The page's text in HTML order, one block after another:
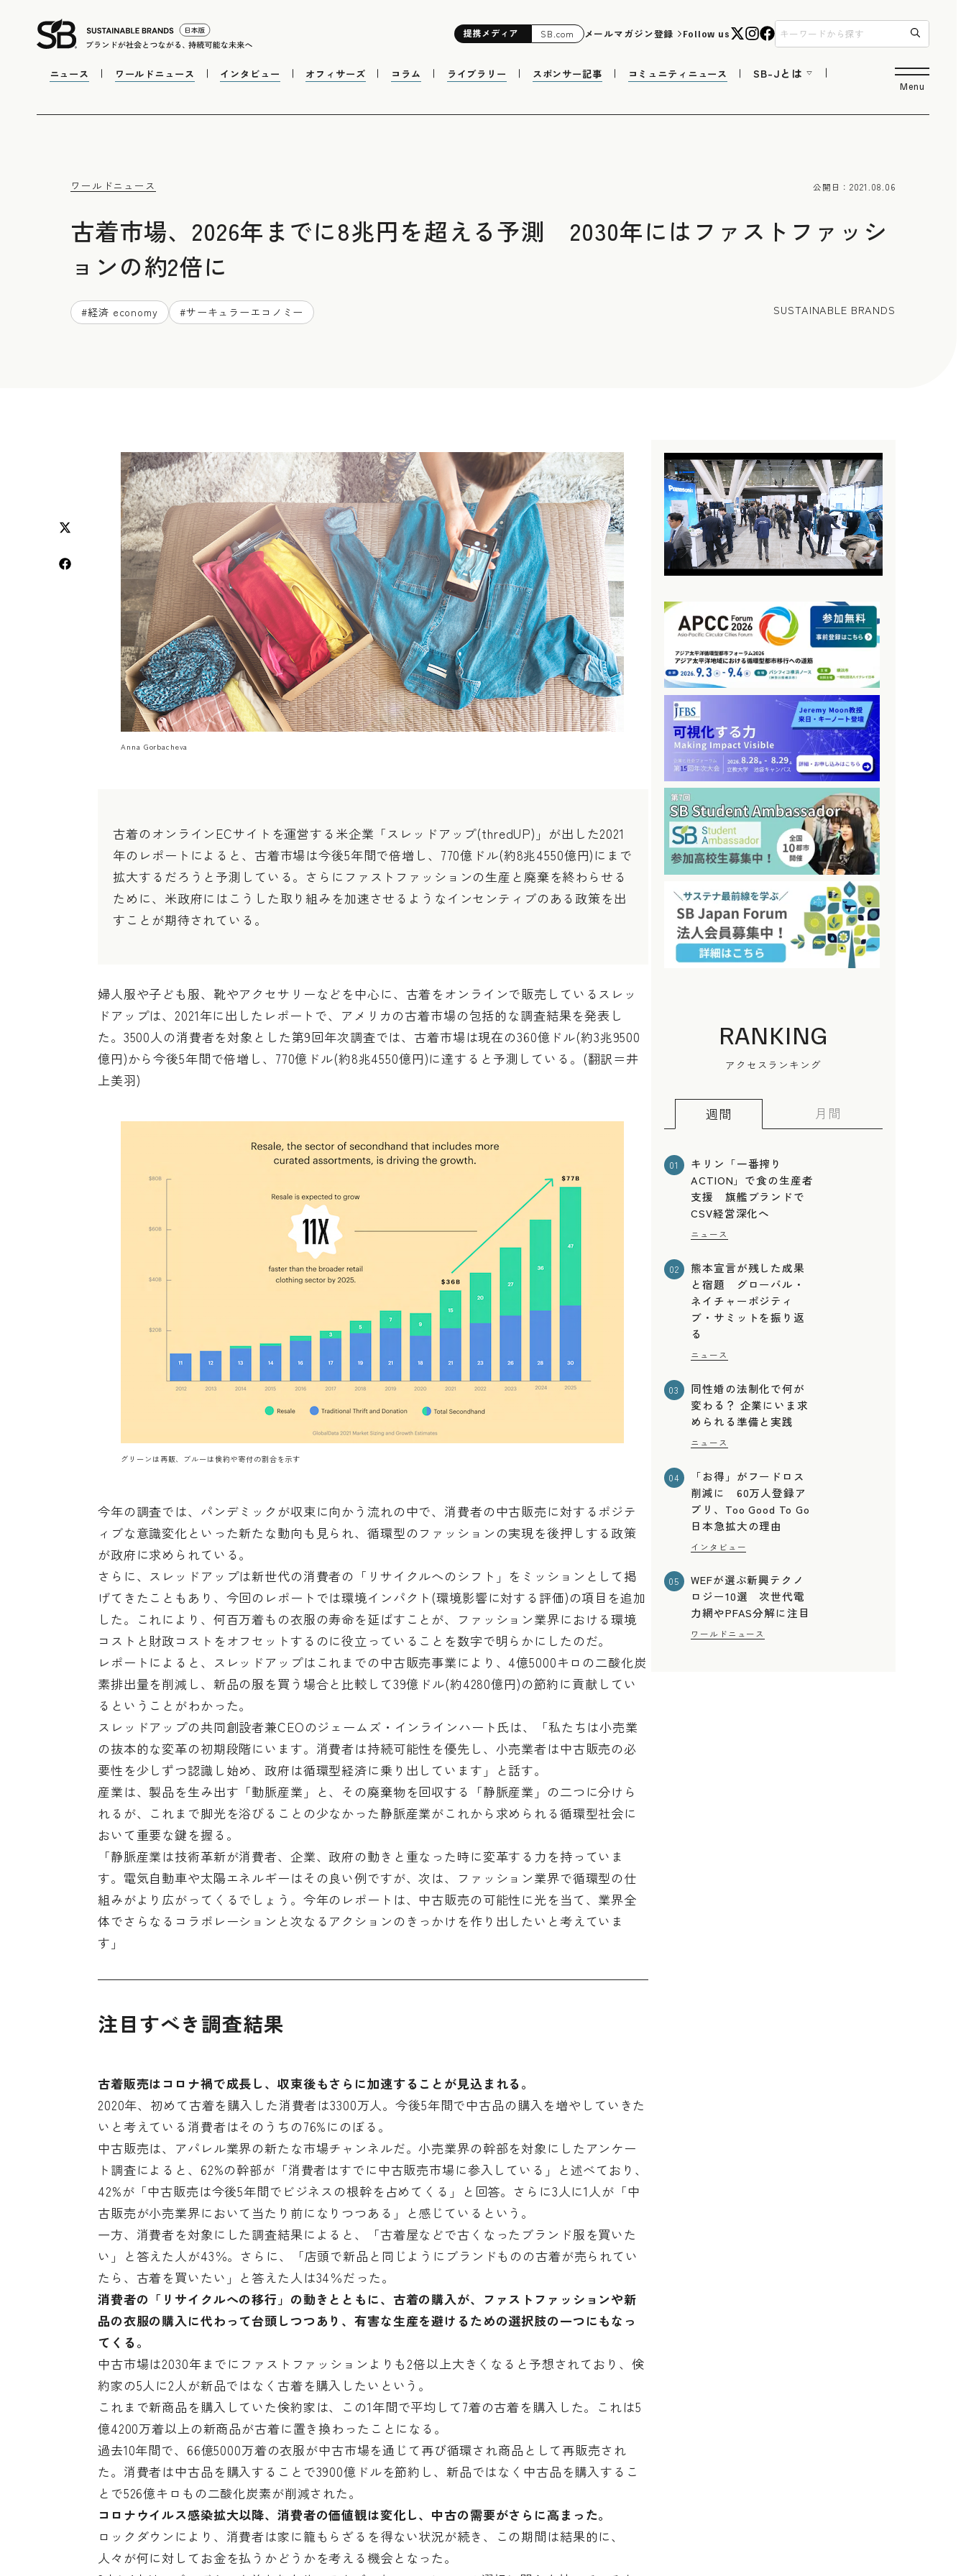
提携メディア SB.com メールマガジン登録 Follow us
ニュース ワールドニュース インタビュー オフィサーズ コラム ライブラリー スポンサー記事 コミュニティニュース SB-Jとは
Menu
ワールドニュース 公開日：2021.08.06
古着市場、2026年までに8兆円を超える予測 2030年にはファストファッシ
ョンの約2倍に
#経済 economy #サーキュラーエコノミー SUSTAINABLE BRANDS
Anna Gorbacheva
古着のオンラインECサイトを運営する米企業 「スレッドアップ(thredUP)」 が出した2021
年のレポートによると、古着市場は今後5年間で倍増し、770億ドル(約8兆4550億円)にまで
拡大するだろうと予測している。さらにファストファッションの生産と廃棄を終わらせる
ために、米政府にはこうした取り組みを加速させるようなインセンティブのある政策を出
すことが期待されている。
婦人服や子ども服、靴やアクセサリーなどを中心に、古着をオンラインで販売しているスレッ
ドアップは、2021年に出した レポート で、アメリカの古着市場の包括的な調査結果を発表し
た。3500人の消費者を対象とした第9回年次調査では、古着市場は現在の360億ドル(約3兆9500
億円)から今後5年間で倍増し、770億ドル(約8兆4550億円)に達すると予測している。(翻訳＝井
上美羽)
グリーンは再販、ブルーは倹約や寄付の割合を示す
今年の調査では、パンデミックが収束に向かう流れの中で、消費者の中古販売に対するポジテ
ィブな意識変化といった新たな動向も見られ、循環型のファッションの実現を後押しする政策
が政府に求められている。
さらに、スレッドアップは新世代の消費者の「リサイクルへのシフト」をミッションとして掲
げてきたこともあり、今回のレポートでは環境インパクト(環境影響に対する評価)の項目を追加
した。これにより、何百万着もの衣服の寿命を延ばすことが、ファッション業界における環境
コストと財政コストをオフセットするのに役立っていることを数字で明らかにしたのだ。
レポートによると、スレッドアップはこれまでの中古販売事業により、4億5000キロの二酸化炭
素排出量を削減し、新品の服を買う場合と比較して39億ドル(約4280億円)の節約に貢献してい
るということがわかった。
スレッドアップの共同創設者兼CEOのジェームズ・インラインハート氏は、「私たちは小売業
の抜本的な変革の初期段階にいます。消費者は持続可能性を優先し、小売業者は中古販売の必
要性を少しずつ認識し始め、政府は循環型経済に乗り出しています」と話す。
産業は、製品を生み出す「動脈産業」と、その廃棄物を回収する「静脈産業」の二つに分けら
れるが、これまで脚光を浴びることの少なかった静脈産業がこれから求められる循環型社会に
おいて重要な鍵を握る。
「静脈産業は技術革新が消費者、企業、政府の動きと重なった時に変革する力を持っていま
す。電気自動車や太陽エネルギーはその良い例ですが、次は、ファッション業界で循環型の仕
組みがより広がってくるでしょう。今年のレポートは、中古販売の可能性に光を当て、業界全
体でさらなるコラボレーションと次なるアクションのきっかけを作り出したいと考えていま
す」
注目すべき調査結果
古着販売はコロナ禍で成長し、収束後もさらに加速することが見込まれる。
2020年、初めて古着を購入した消費者は3300万人。今後5年間で中古品の購入を増やしていきた
いと考えている消費者はそのうちの76%にのぼる。
中古販売は、アパレル業界の新たな市場チャンネルだ。小売業界の幹部を対象にしたアンケー
ト調査によると、62%の幹部が「消費者はすでに中古販売市場に参入している」と述べており、
42%が「中古販売は今後5年間でビジネスの根幹を占めてくる」と回答。さらに3人に1人が「中
古販売が小売業界において当たり前になりつつある」と感じているという。
一方、消費者を対象にした調査結果によると、「古着屋などで古くなったブランド服を買いた
い」と答えた人が43％。さらに、「店頭で新品と同じようにブランドものの古着が売られてい
たら、古着を買いたい」と答えた人は34％だった。
消費者の「リサイクルへの移行」の動きとともに、古着の購入が、ファストファッションや新
品の衣服の購入に代わって台頭しつつあり、有害な生産を避けるための選択肢の一つにもなっ
てくる。
中古市場は2030年までにファストファッションよりも2倍以上大きくなると予想されており、倹
約家の5人に2人が新品ではなく古着を購入したいという。
これまで新商品を購入していた倹約家は、この1年間で平均して7着の古着を購入した。これは5
億4200万着以上の新商品が古着に置き換わったことになる。
過去10年間で、66億5000万着の衣服が中古市場を通じて再び循環され商品として再販売され
た。消費者は中古品を購入することで3900億ドルを節約し、新品ではなく中古品を購入するこ
とで526億キロもの二酸化炭素が削減された。
コロナウイルス感染拡大以降、消費者の価値観は変化し、中古の需要がさらに高まった。
ロックダウンにより、消費者は家に籠もらざるを得ない状況が続き、この期間は結果的に、
人々が何に対してお金を払うかどうかを考える機会となった。
RANKING
アクセスランキング
週間 月間
01
キリン「一番搾り
ACTION」で食の生産者
支援 旗艦ブランドで
CSV経営深化へ
ニュース
02
熊本宣言が残した成果
と宿題 グローバル・
ネイチャーポジティ
ブ・サミットを振り返
る
ニュース
03
同性婚の法制化で何が
変わる？ 企業にいま求
められる準備と実践
ニュース
04
「お得」がフードロス
削減に 60万人登録ア
プリ、Too Good To Go
日本急拡大の理由
インタビュー
05
WEFが選ぶ新興テクノ
ロジー10選 次世代電
力網やPFAS分解に注目
ワールドニュース